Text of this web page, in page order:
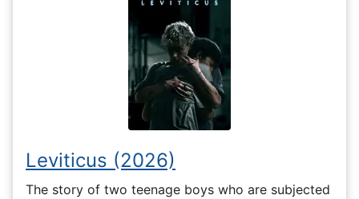
Leviticus (2026)
The story of two teenage boys who are subjected